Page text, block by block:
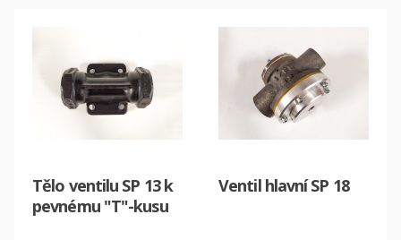
Tělo ventilu SP 13 k
pevnému "T"-kusu
Ventil hlavní SP 18